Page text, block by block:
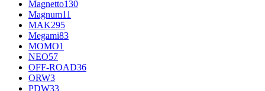
Magnetto130
Magnum11
MAK295
Megami83
MOMO1
NEO57
OFF-ROAD36
ORW3
PDW33